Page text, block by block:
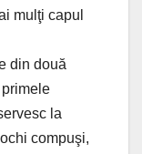
mulţi capul
din două
la
compuşi,